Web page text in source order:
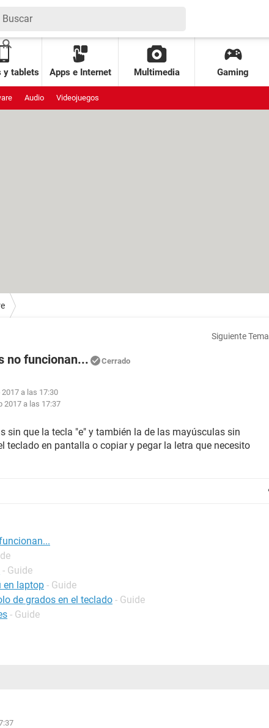
y tablets Apps e Internet Multimedia Gaming
Audio Videojuegos
Siguiente Tema
no funcionan... Cerrado
2017 a las 17:30
2017 a las 17:37
sin que la tecla "e" y también la de las mayúsculas sin
teclado en pantalla o copiar y pegar la letra que necesito
- Guide
en laptop - Guide
de grados en el teclado - Guide
- Guide